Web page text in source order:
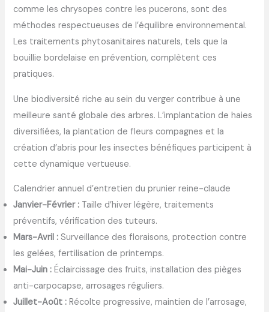
comme les chrysopes contre les pucerons, sont des
méthodes respectueuses de l’équilibre environnemental.
Les traitements phytosanitaires naturels, tels que la
bouillie bordelaise en prévention, complètent ces
pratiques.
Une biodiversité riche au sein du verger contribue à une
meilleure santé globale des arbres. L’implantation de haies
diversifiées, la plantation de fleurs compagnes et la
création d’abris pour les insectes bénéfiques participent à
cette dynamique vertueuse.
Calendrier annuel d’entretien du prunier reine-claude
Janvier-Février : Taille d’hiver légère, traitements
préventifs, vérification des tuteurs.
Mars-Avril : Surveillance des floraisons, protection contre
les gelées, fertilisation de printemps.
Mai-Juin : Éclaircissage des fruits, installation des pièges
anti-carpocapse, arrosages réguliers.
Juillet-Août : Récolte progressive, maintien de l’arrosage,